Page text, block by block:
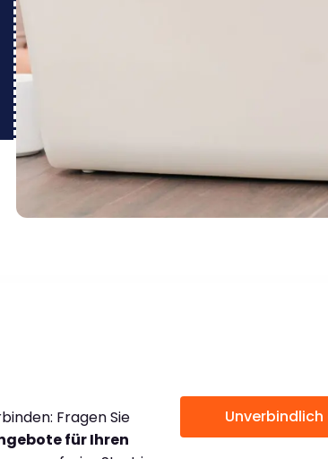
Fragen Sie
für Ihren